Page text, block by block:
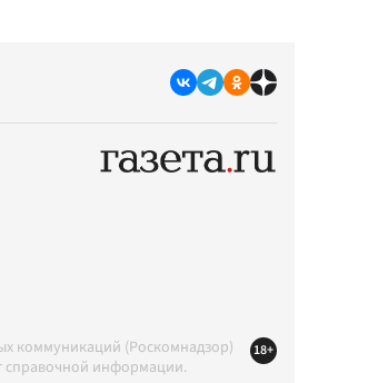
коммуникаций (Роскомнадзор)
справочной информации.
18+